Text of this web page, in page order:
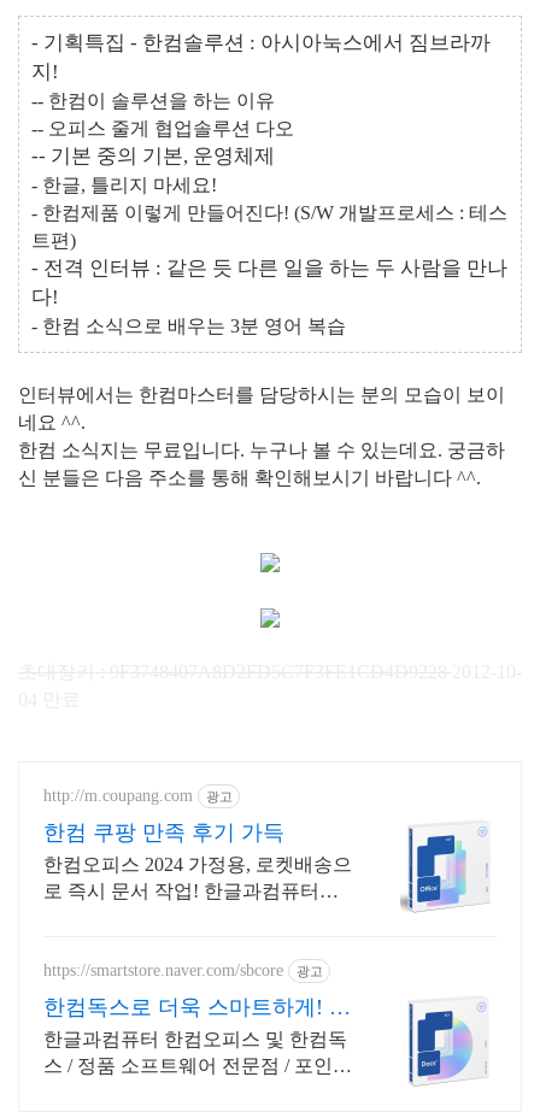
- 기획특집 - 한컴솔루션 : 아시아눅스에서 짐브라까
지!
-- 한컴이 솔루션을 하는 이유
-- 오피스 줄게 협업솔루션 다오
-- 기본 중의 기본, 운영체제
- 한글, 틀리지 마세요!
- 한컴제품 이렇게 만들어진다! (S/W 개발프로세스 : 테스
트편)
- 전격 인터뷰 : 같은 듯 다른 일을 하는 두 사람을 만나
다!
- 한컴 소식으로 배우는 3분 영어 복습
인터뷰에서는 한컴마스터를 담당하시는 분의 모습이 보이
네요 ^^.
한컴 소식지는 무료입니다. 누구나 볼 수 있는데요. 궁금하
신 분들은 다음 주소를 통해 확인해보시기 바랍니다 ^^.
http://m.coupang.com 광고
한컴 쿠팡 만족 후기 가득
한컴오피스 2024 가정용, 로켓배송으
로 즉시 문서 작업! 한글과컴퓨터
https://smartstore.naver.com/sbcore 광고
한컴독스로 더욱 스마트하게! 한
글과컴퓨터 정품 인증점
한글과컴퓨터 한컴오피스 및 한컴독
스 / 정품 소프트웨어 전문점 / 포인트